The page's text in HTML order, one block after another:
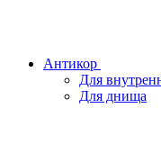
Антикор
Для
Для днища